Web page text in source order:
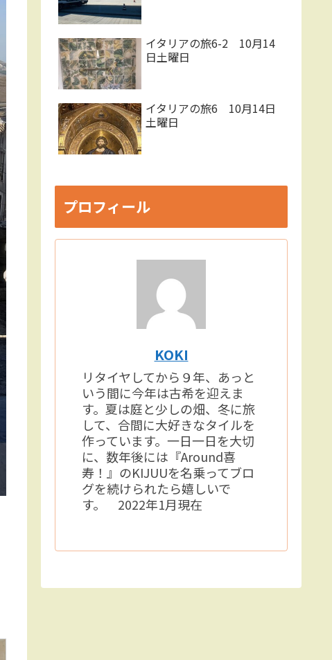
イタリアの旅6-2 10月14
日土曜日
イタリアの旅6 10月14日
土曜日
プロフィール
KOKI
リタイヤしてから９年、あっと
いう間に今年は古希を迎えま
す。夏は庭と少しの畑、冬に旅
して、合間に大好きなタイルを
作っています。一日一日を大切
に、数年後には『Around喜
寿！』のKIJUUを名乗ってブロ
グを続けられたら嬉しいで
す。 2022年1月現在